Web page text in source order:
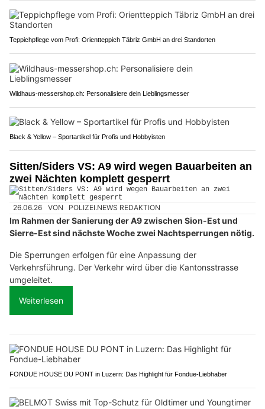
Teppichpflege vom Profi: Orientteppich Täbriz GmbH an drei Standorten
Wildhaus-messershop.ch: Personalisiere dein Lieblingsmesser
Black & Yellow – Sportartikel für Profis und Hobbyisten
Sitten/Siders VS: A9 wird wegen Bauarbeiten an
zwei Nächten komplett gesperrt
26.06.26 VON POLIZEI.NEWS REDAKTION
Im Rahmen der Sanierung der A9 zwischen Sion-Est und
Sierre-Est sind nächste Woche zwei Nachtsperrungen nötig.
Die Sperrungen erfolgen für eine Anpassung der
Verkehrsführung. Der Verkehr wird über die Kantonsstrasse
umgeleitet.
Weiterlesen
FONDUE HOUSE DU PONT in Luzern: Das Highlight für Fondue-Liebhaber